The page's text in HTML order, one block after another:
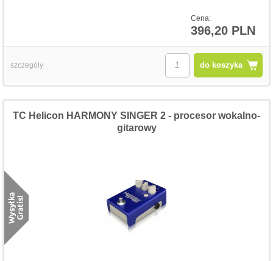
Cena:
396,20 PLN
do koszyka
szczegóły
TC Helicon HARMONY SINGER 2 - procesor wokalno-
gitarowy